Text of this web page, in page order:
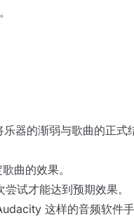
器的渐弱与歌曲的正式
曲的效果。
试才能达到预期效果。
这样的音频软件手